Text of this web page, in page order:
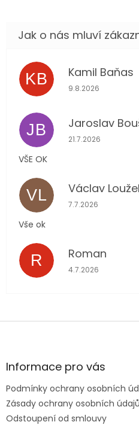
KB Kamil Baňas
Hodnocení
9.8.2026
JB Jaroslav
Hodnocení
21.7.2026
VŠE OK
VL Václav
Hodnocení
7.7.2026
Vše ok
R Roman
Hodnocení
4.7.2026
Z
aInformace pro vás
Podmínky ochrany osobních
Zásady ochrany osobních údajů
Odstoupení od smlouvy